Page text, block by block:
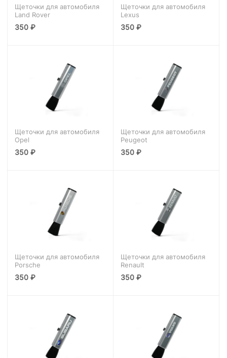
Щеточки для автомобиля
Land Rover
350₽
Щеточки для автомобиля
Lexus
350₽
Щеточки для автомобиля
Opel
350₽
Щеточки для автомобиля
Peugeot
350₽
Щеточки для автомобиля
Porsche
350₽
Щеточки для автомобиля
Renault
350₽